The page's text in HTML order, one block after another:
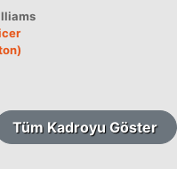
Tüm Kadroyu Göster